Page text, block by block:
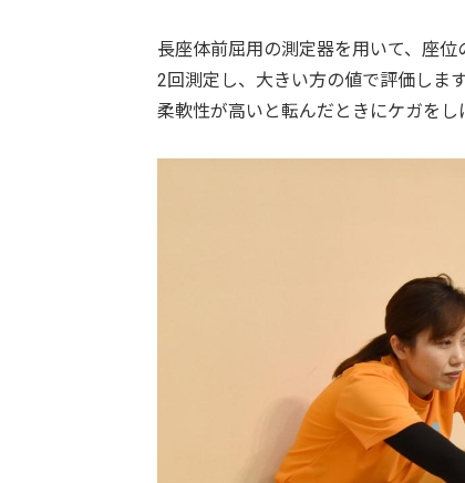
長座体前屈用の測定器を用いて、座位
2回測定し、大きい方の値で評価します
柔軟性が高いと転んだときにケガをし